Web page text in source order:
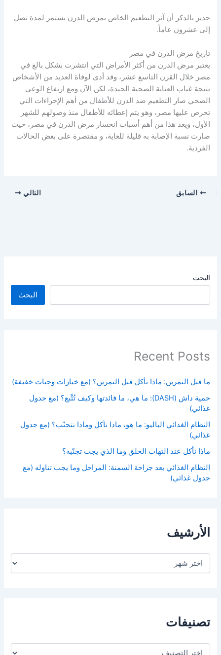
البحث
البحث
Recent Posts
ما قبل التمرين: ماذا نأكل قبل التمرين؟ (مع خيارات وجبات خفيفة)
حمية داش (DASH): ما هي، ما فائدتها وكيف تُتَّبع؟ (مع جدول
غذائي)
النظام الغذائي الباليو: ما هو، ماذا نأكل وماذا نتجنّب؟ (مع جدول
غذائي)
ماذا نأكل عند التهاب الحلق وما الذي يجب تجنّبه؟
النظام الغذائي بعد جراحة السمنة: المراحل وما يجب تناوله (مع
جدول غذائي)
الأرشيف
تصنيفات
جدير بالذكر أن آثر التطعيم الخاص بمرض الدرن يستمر لمدة تصل
إلى عشرون عاماً.
تاريخ مرض الدرن في مصر
يعتبر مرض الدرن من أكثر الأمراض التي انتشرت بشكل بالغ في
مصر خلال القرن التاسع عشر، وقد أدى لوفاة العديد من الأشخاص
نتيجة غياب العناية الصحية الجيدة، لكن الآن ومع ارتفاع الوعي
الصحي صار التطعيم ضد الدرن للأطفال من أهم الإجراءات التي
تحرص عليها مصر، وهو يتم إعطائه للأطفال منذ وصولهم للشهر
الأول، ويعد هذا من أهم أسباب انحسار مرض الدرن في مصر، حيث
صارت نسبة الإصابة به قليلة للغاية، و مقتصرة على بعض الحالات
الفردية.
السابق التالي